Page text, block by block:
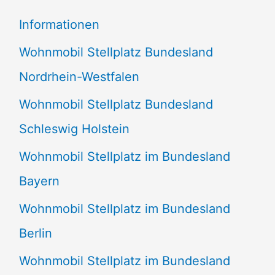
n
n
a
c
h
:
Informationen
Wohnmobil Stellplatz Bundesland
Nordrhein-Westfalen
Wohnmobil Stellplatz Bundesland
Schleswig Holstein
Wohnmobil Stellplatz im Bundesland
Bayern
Wohnmobil Stellplatz im Bundesland
Berlin
Wohnmobil Stellplatz im Bundesland